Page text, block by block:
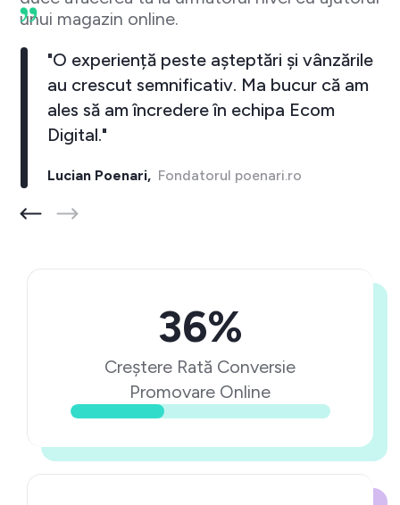
unui magazin online.
"O experiență peste așteptări și vânzările
au crescut semnificativ. Ma bucur că am
ales să am încredere în echipa Ecom
Digital."
Lucian Poenari,Fondatorul poenari.ro
36%
Creștere Rată Conversie
Promovare Online